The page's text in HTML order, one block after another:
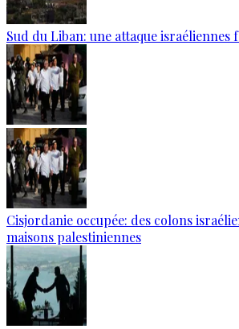
Sud du Liban: une attaque
Cisjordanie occupée: des colons
maisons palestiniennes